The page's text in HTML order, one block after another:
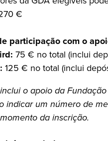
€
participação com o
75 € no total (inclui
125 € no total (inclui
o apoio da Fundação
indicar um número de
da inscrição.